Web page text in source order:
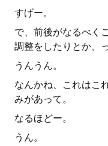
すげー。
で、前後がなるべく
調整をしたりとか、
うんうん。
なんかね、これはこ
みがあって。
なるほどー。
うん。